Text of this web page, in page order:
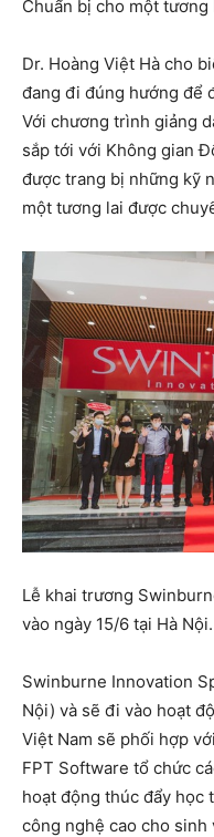
Chuẩn bị cho một tương
Dr. Hoàng Việt Hà cho
đang đi đúng hướng để
Với chương trình giảng
sắp tới với Không gian
được trang bị những kỹ
một tương lai được
Lễ khai trương
vào ngày 15/6 tại Hà
Swinburne Innovation
Nội) và sẽ đi vào hoạt
Việt Nam sẽ phối hợp
FPT Software tổ chức
hoạt động thúc đẩy học
công nghệ cao cho sinh